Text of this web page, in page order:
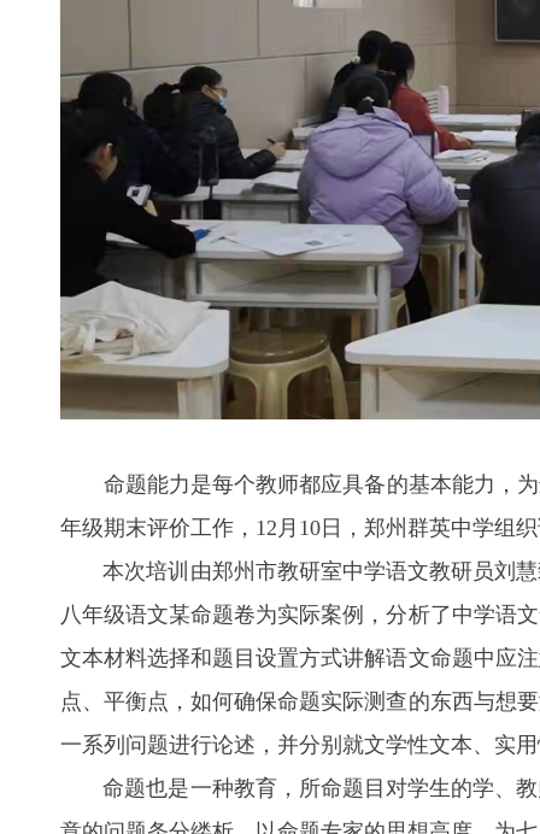
命题能力是每个教师都应具备的基本能力，为
年级期末评价工作，12月10日，郑州群英中学组
本次培训由郑州市教研室中学语文教研员刘慧
八年级语文某命题卷为实际案例，分析了中学语
文本材料选择和题目设置方式讲解语文命题中应
点、平衡点，如何确保命题实际测查的东西与想
一系列问题进行论述，并分别就文学性文本、实
命题也是一种教育，所命题目对学生的学、教